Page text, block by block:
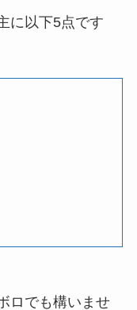
に以下5点です
ロでも構いませ